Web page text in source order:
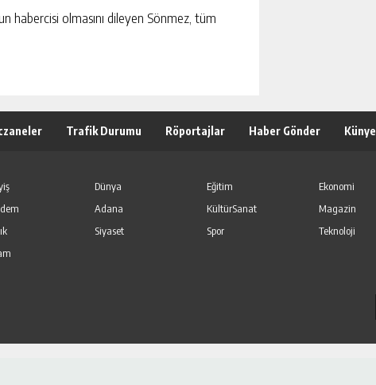
habercisi olmasını dileyen Sönmez, tüm
Trafik Durumu Röportajlar Haber Gönder Künye
Dünya Eğitim Ekonomi
Adana KültürSanat Magazin
Siyaset Spor Teknoloji